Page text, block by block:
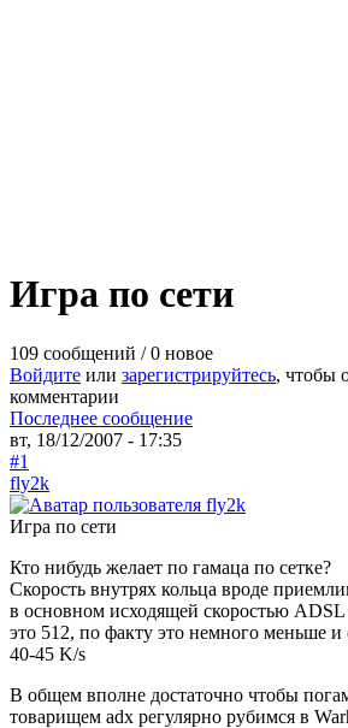
Игра по сети
109 сообщений / 0 новое
Войдите или зарегистрируйтесь, чтобы
комментарии
Последнее сообщение
вт, 18/12/2007 - 17:35
#1
fly2k
Игра по сети
Кто нибудь желает по гамаца по сетке?
Скорость внутрях кольца вроде
в основном исходящей скоростью
это 512, по факту это немного меньше и
40-45 K/s
В общем вполне достаточно чтобы
товарищем adx регулярно рубимся в